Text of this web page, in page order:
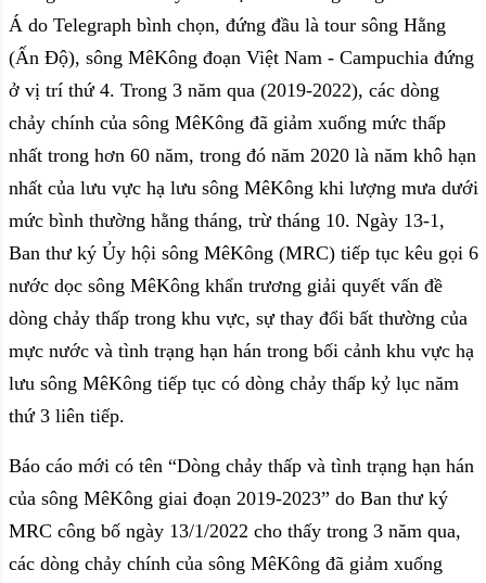
Á do Telegraph bình chọn, đứng đầu là tour sông Hằng
(Ấn Độ), sông MêKông đoạn Việt Nam - Campuchia đứng
ở vị trí thứ 4. Trong 3 năm qua (2019-2022), các dòng
chảy chính của sông MêKông đã giảm xuống mức thấp
nhất trong hơn 60 năm, trong đó năm 2020 là năm khô hạn
nhất của lưu vực hạ lưu sông MêKông khi lượng mưa dưới
mức bình thường hằng tháng, trừ tháng 10. Ngày 13-1,
Ban thư ký Ủy hội sông MêKông (MRC) tiếp tục kêu gọi 6
nước dọc sông MêKông khẩn trương giải quyết vấn đề
dòng chảy thấp trong khu vực, sự thay đổi bất thường của
mực nước và tình trạng hạn hán trong bối cảnh khu vực hạ
lưu sông MêKông tiếp tục có dòng chảy thấp kỷ lục năm
thứ 3 liên tiếp.
Báo cáo mới có tên “Dòng chảy thấp và tình trạng hạn hán
của sông MêKông giai đoạn 2019-2023” do Ban thư ký
MRC công bố ngày 13/1/2022 cho thấy trong 3 năm qua,
các dòng chảy chính của sông MêKông đã giảm xuống